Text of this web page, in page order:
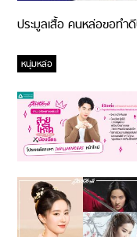
ประมูลเสื้อ คนหล่อขอทำ
หนุ่มหล่อ